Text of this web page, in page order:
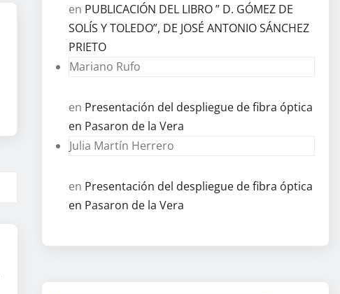
en PUBLICACIÓN DEL LIBRO ” D. GÓMEZ DE
SOLÍS Y TOLEDO”, DE JOSÉ ANTONIO SÁNCHEZ
PRIETO
Mariano Rufo
en Presentación del despliegue de fibra óptica
en Pasaron de la Vera
Julia Martín Herrero
en Presentación del despliegue de fibra óptica
en Pasaron de la Vera